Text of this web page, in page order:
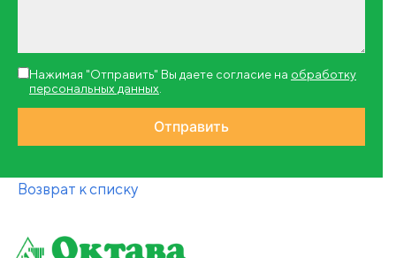
Нажимая "Отправить" Вы даете согласие на обработку
персональных данных
Возврат к списку